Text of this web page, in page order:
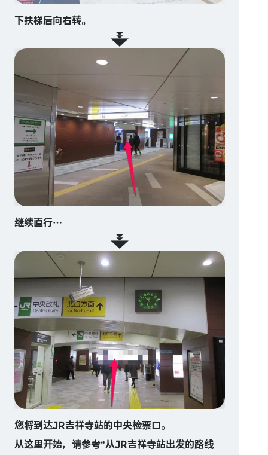
下扶梯后向右转。
继续直行…
您将到达JR吉祥寺站的中央检票口。
从这里开始，请参考“从JR吉祥寺站出发的路线